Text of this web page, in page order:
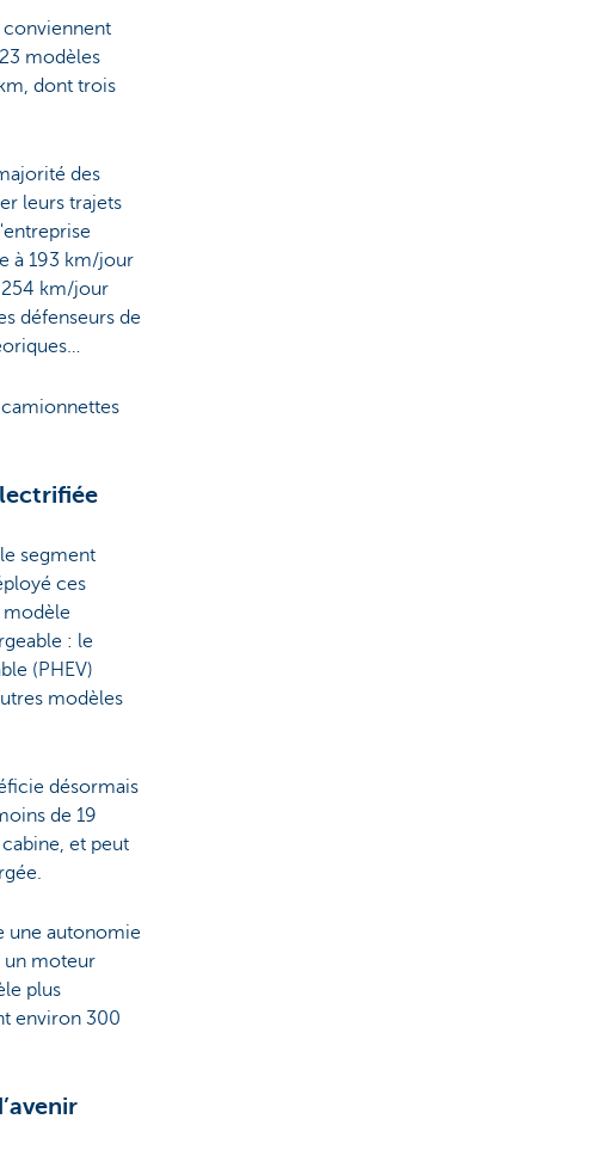
conviennent
modèles
dont trois
des
leurs trajets
à 193 km/jour
254 km/jour
défenseurs de
segment
ces
modèle
: le
(PHEV)
modèles
désormais
de 19
et peut
une autonomie
un moteur
plus
environ 300